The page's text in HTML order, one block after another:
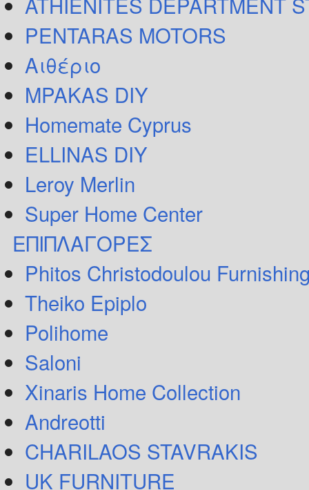
PENTARAS MOTORS
Αιθέριο
MPAKAS DIY
Homemate Cyprus
ELLINAS DIY
Leroy Merlin
Super Home Center
ΕΠΙΠΛΑΓΟΡΕΣ
Phitos Christodoulou
Theiko Epiplo
Polihome
Saloni
Xinaris Home Collection
Andreotti
CHARILAOS STAVRAKIS
UK FURNITURE